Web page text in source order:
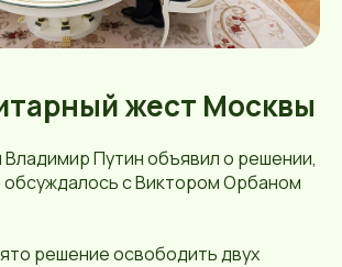
жест Москвы
Владимир Путин объявил о решении,
с Виктором Орбаном
решение освободить двух